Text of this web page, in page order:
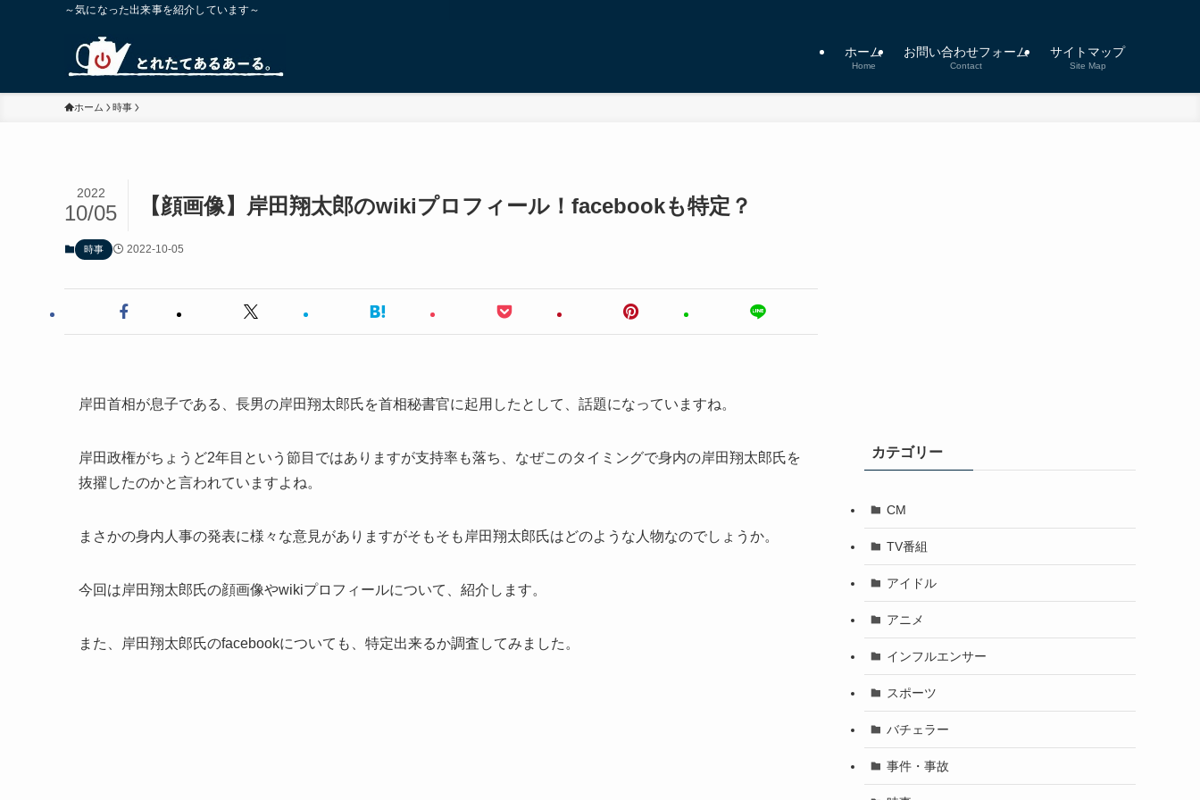
～気になった出来事を紹介しています～
ホーム
Home
お問い合わせフォーム
Contact
サイトマップ
Site Map
ホーム 時事
【顔画像】岸田翔太郎のwikiプロフィール！facebookも特定？
2022
10/05
時事 2022-10-05
岸田首相が息子である、長男の岸田翔太郎氏を首相秘書官に起用したとして、話題になっていますね。
岸田政権がちょうど2年目という節目ではありますが支持率も落ち、なぜこのタイミングで身内の岸田翔太郎氏を
抜擢したのかと言われていますよね。
まさかの身内人事の発表に様々な意見がありますがそもそも岸田翔太郎氏はどのような人物なのでしょうか。
今回は岸田翔太郎氏の顔画像やwikiプロフィールについて、紹介します。
また、岸田翔太郎氏のfacebookについても、特定出来るか調査してみました。
カテゴリー
CM
TV番組
アイドル
アニメ
インフルエンサー
スポーツ
バチェラー
事件・事故